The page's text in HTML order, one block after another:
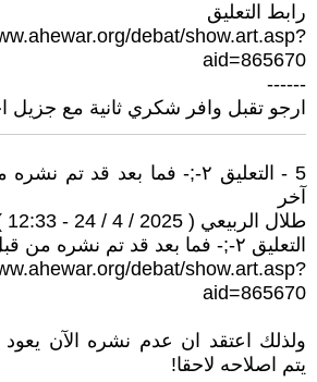
رابط التعليق
debat/show.art.asp?
aid=865670
------
ارجو تقبل وافر شكري ثانية مع جزيل
5 - التعليق ٢-;- فما بعد قد
آخر
طلال الربيعي ( 2025 / 4 / 24 - 12:33 )
التعليق ٢-;- فما بعد قد تم نشره من قبل في مكان آخر .
debat/show.art.asp?
aid=865670
ولذلك اعتقد ان عدم نشره الآن
يتم اصلاحه لاحقا!